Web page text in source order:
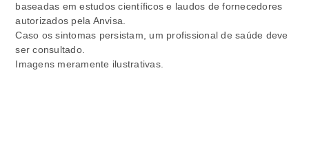
baseadas em estudos científicos e laudos de fornecedores
autorizados pela Anvisa.
Caso os sintomas persistam, um profissional de saúde deve
ser consultado.
Imagens meramente ilustrativas.